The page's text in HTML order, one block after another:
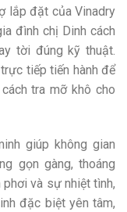
lắp đặt của Vinadry
đình chị Dinh cách
tời đúng kỹ thuật.
tiếp tiến hành để
tra mỡ khô cho
giúp không gian
gọn gàng, thoáng
và sự nhiệt tình,
đặc biệt yên tâm,